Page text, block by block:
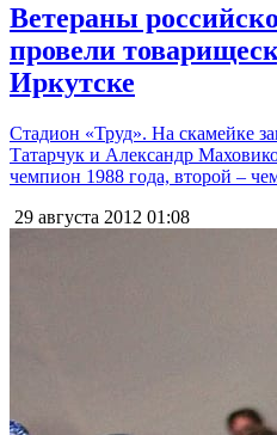
Ветераны
провели
Иркутске
Стадион «Труд». На скамейке
Татарчук и Александр
чемпион 1988 года, второй –
29 августа 2012 01:08